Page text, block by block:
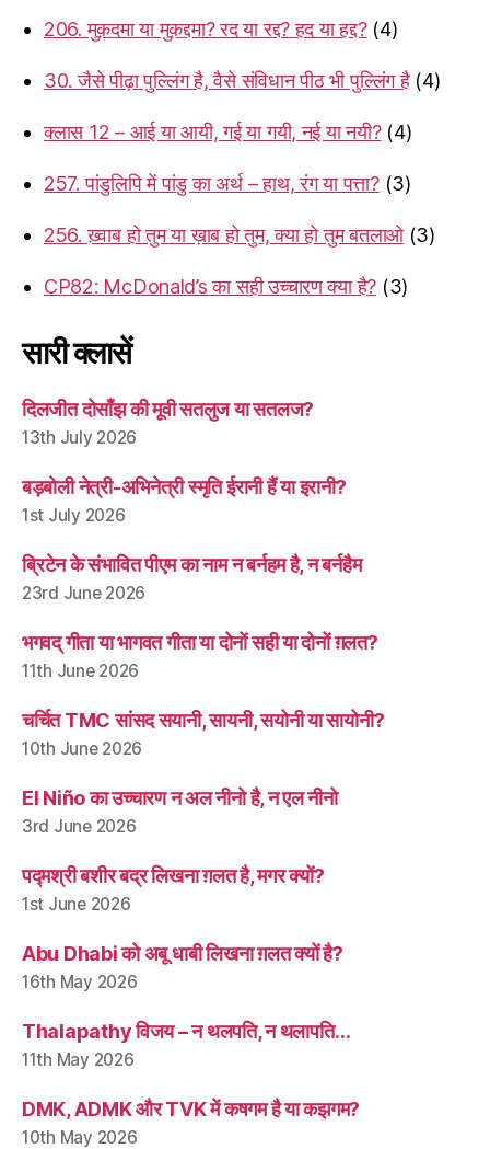
206. मुक़दमा या मुक़द्दमा? रद या रद्द? हद या हद्द? (4)
30. जैसे पीढ़ा पुल्लिंग है, वैसे संविधान पीठ भी पुल्लिंग है (4)
क्लास 12 – आई या आयी, गई या गयी, नई या नयी? (4)
257. पांडुलिपि में पांडु का अर्थ – हाथ, रंग या पत्ता? (3)
256. ख़्वाब हो तुम या ख़ाब हो तुम, क्या हो तुम बतलाओ (3)
CP82: McDonald’s का सही उच्चारण क्या है? (3)
सारी क्लासें
दिलजीत दोसाँझ की मूवी सतलुज या सतलज?
13th July 2026
बड़बोली नेत्री-अभिनेत्री स्मृति ईरानी हैं या इरानी?
1st July 2026
ब्रिटेन के संभावित पीएम का नाम न बर्नहम है, न बर्नहैम
23rd June 2026
भगवद् गीता या भागवत गीता या दोनों सही या दोनों ग़लत?
11th June 2026
चर्चित TMC सांसद सयानी, सायनी, सयोनी या सायोनी?
10th June 2026
El Niño का उच्चारण न अल नीनो है, न एल नीनो
3rd June 2026
पद्मश्री बशीर बद्र लिखना ग़लत है, मगर क्यों?
1st June 2026
Abu Dhabi को अबू धाबी लिखना ग़लत क्यों है?
16th May 2026
Thalapathy विजय – न थलपति, न थलापति…
11th May 2026
DMK, ADMK और TVK में कषगम है या कझगम?
10th May 2026